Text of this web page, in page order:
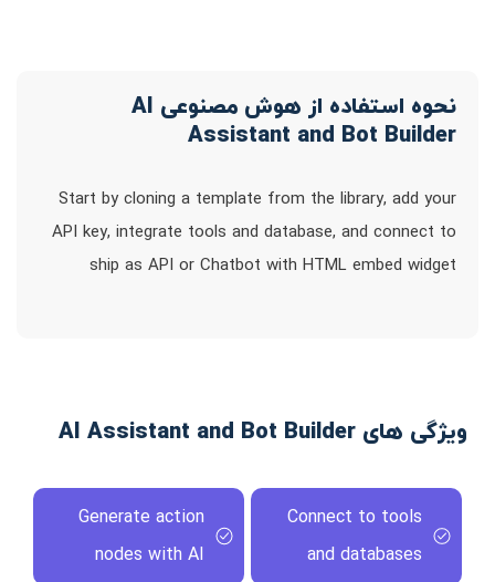
نحوه استفاده از هوش مصنوعی AI
Assistant and Bot Builder
Start by cloning a template from the library, add your
API key, integrate tools and database, and connect to
ship as API or Chatbot with HTML embed widget
ویژگی های AI Assistant and Bot Builder
Connect to tools
and databases
Generate action
nodes with AI